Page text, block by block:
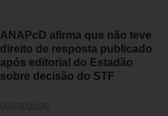
ANAPcD afirma que não teve
direito de resposta publicado
após editorial do Estadão
sobre decisão do STF